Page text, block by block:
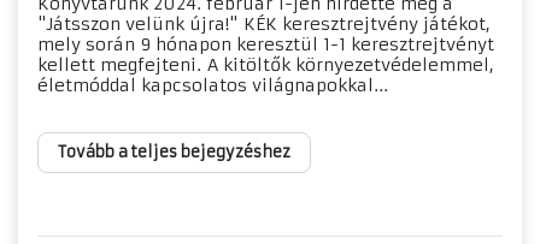
"Játsszon velünk újra!" KÉK keresztrejtvény játékot,
mely során 9 hónapon keresztül 1-1 keresztrejtvényt
kellett megfejteni. A kitöltők környezetvédelemmel,
életmóddal kapcsolatos világnapokkal...
Tovább a teljes bejegyzéshez